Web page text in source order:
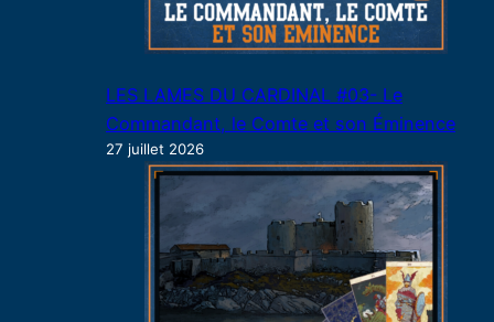
LES LAMES DU CARDINAL #03- Le
Commandant, le Comte et son Éminence
27 juillet 2026